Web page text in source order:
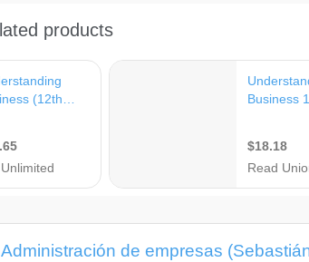
Administración de empresas